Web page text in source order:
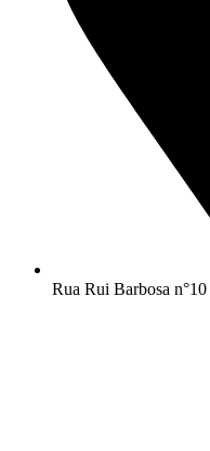
Rua Rui Barbosa